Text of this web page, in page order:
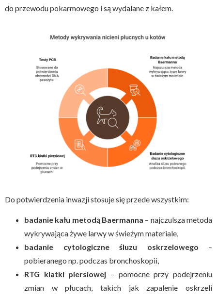
do przewodu pokarmowego i są wydalane z kałem.
Do potwierdzenia inwazji stosuje się przede wszystkim:
badanie kału metodą Baermanna – najczulsza metoda
wykrywająca żywe larwy w świeżym materiale,
badanie cytologiczne śluzu oskrzelowego –
pobieranego np. podczas bronchoskopii,
RTG klatki piersiowej – pomocne przy podejrzeniu
zmian w płucach, takich jak zapalenie oskrzeli